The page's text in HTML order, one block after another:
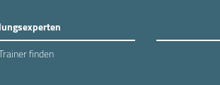
finden